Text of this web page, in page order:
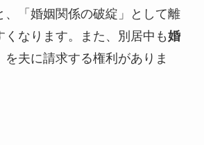
、「婚姻関係の破綻」として離
くなります。また、別居中も婚
を夫に請求する権利がありま